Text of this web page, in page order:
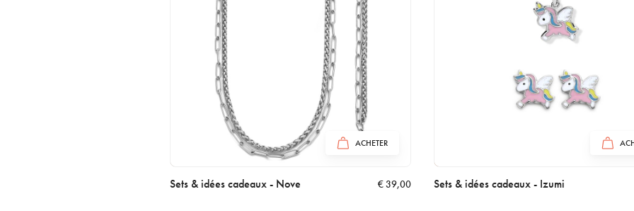
ACHETER
Sets & idées cadeaux - Nove €39,00 Sets & idées cadeaux - Izumi